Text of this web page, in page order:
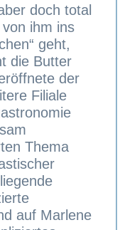
doch total
ihm ins
geht,
die Butter
der
Filiale
Thema
auf Marlene